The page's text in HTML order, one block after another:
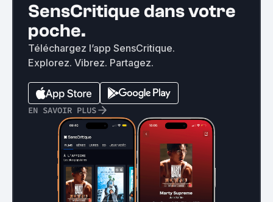
SensCritique dans votre
poche.
Téléchargez l’app SensCritique.
Explorez. Vibrez. Partagez.
EN SAVOIR PLUS